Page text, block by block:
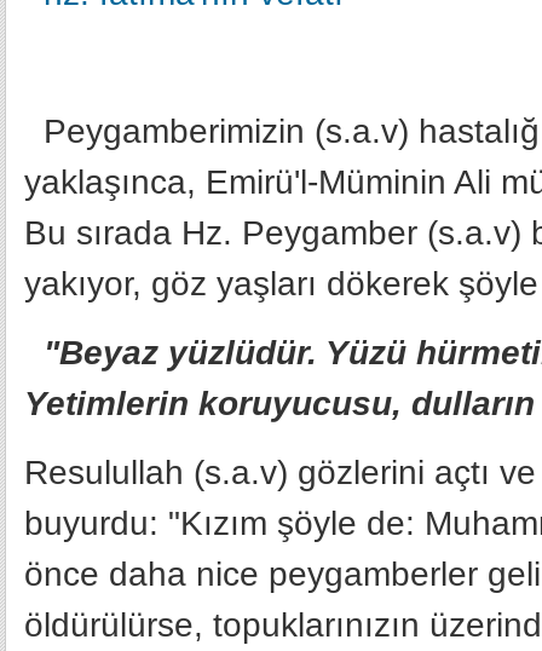
Peygamberimizin (s.a.v)
yaklaşınca, Emirü'l-Müminin Ali
Bu sırada Hz. Peygamber (s.a.v)
yakıyor, göz yaşları dökerek
"Beyaz yüzlüdür. Yüzü
Yetimlerin koruyucusu, dulların
Resulullah (s.a.v) gözlerini açtı
buyurdu: "Kızım şöyle de:
önce daha nice peygamberler
öldürülürse, topuklarınızın